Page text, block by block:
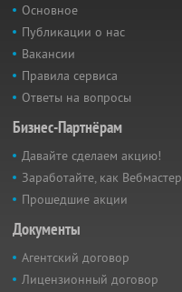
Основное
Публикации о нас
Вакансии
Правила сервиса
Ответы на вопросы
Бизнес-Партнёрам
Давайте сделаем акцию!
Заработайте, как Вебмастер
Прошедшие акции
Документы
Агентский договор
Лицензионный договор